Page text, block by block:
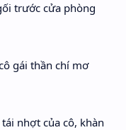
trước cửa phòng
gái thần chí mơ
nhợt của cô, khàn